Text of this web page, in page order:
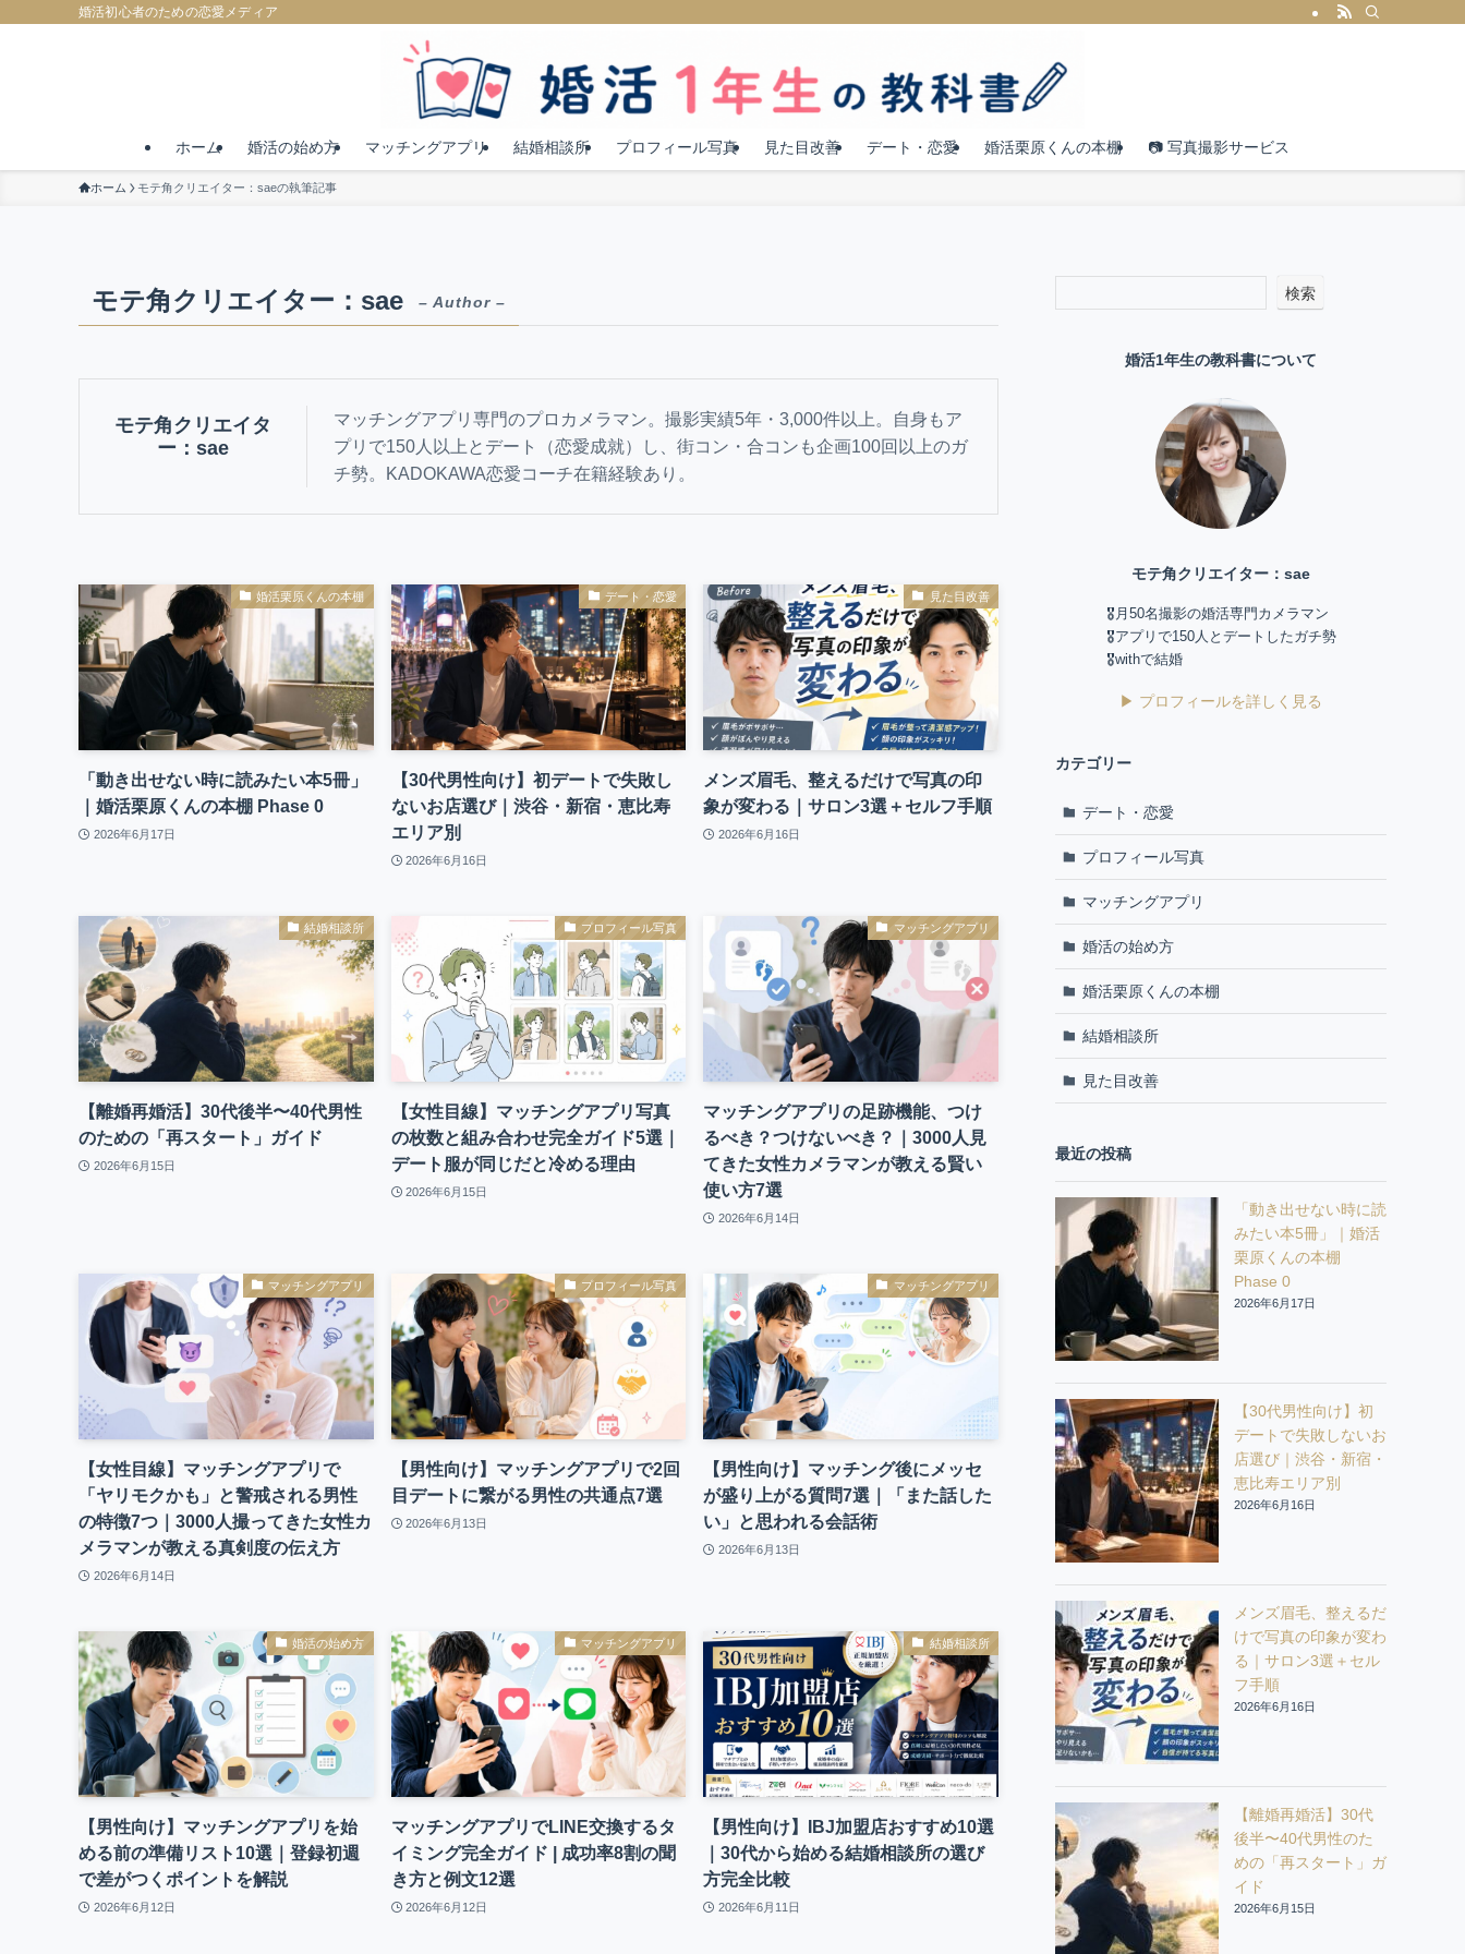
婚活初心者のための恋愛メディア
ホーム 婚活の始め方 マッチングアプリ 結婚相談所 プロフィール写真 見た目改善 デート・恋愛 婚活栗原くんの本棚 📷 写真撮影サービス
ホーム モテ角クリエイター：saeの執筆記事
モテ角クリエイター：sae – Author –
モテ角クリエイタ
ー：sae
マッチングアプリ専門のプロカメラマン。撮影実績5年・3,000件以上。自身もア
プリで150人以上とデート（恋愛成就）し、街コン・合コンも企画100回以上のガ
チ勢。KADOKAWA恋愛コーチ在籍経験あり。
婚活栗原くんの本棚
「動き出せない時に読みたい本5冊」
｜婚活栗原くんの本棚 Phase 0
2026年6月17日
デート・恋愛
【30代男性向け】初デートで失敗し
ないお店選び｜渋谷・新宿・恵比寿
エリア別
2026年6月16日
見た目改善
メンズ眉毛、整えるだけで写真の印
象が変わる｜サロン3選＋セルフ手順
2026年6月16日
結婚相談所
【離婚再婚活】30代後半〜40代男性
のための「再スタート」ガイド
2026年6月15日
プロフィール写真
【女性目線】マッチングアプリ写真
の枚数と組み合わせ完全ガイド5選｜
デート服が同じだと冷める理由
2026年6月15日
マッチングアプリ
マッチングアプリの足跡機能、つけ
るべき？つけないべき？｜3000人見
てきた女性カメラマンが教える賢い
使い方7選
2026年6月14日
マッチングアプリ
【女性目線】マッチングアプリで
「ヤリモクかも」と警戒される男性
の特徴7つ｜3000人撮ってきた女性カ
メラマンが教える真剣度の伝え方
2026年6月14日
プロフィール写真
【男性向け】マッチングアプリで2回
目デートに繋がる男性の共通点7選
2026年6月13日
マッチングアプリ
【男性向け】マッチング後にメッセ
が盛り上がる質問7選｜「また話した
い」と思われる会話術
2026年6月13日
婚活の始め方
【男性向け】マッチングアプリを始
める前の準備リスト10選｜登録初週
で差がつくポイントを解説
2026年6月12日
マッチングアプリ
マッチングアプリでLINE交換するタ
イミング完全ガイド | 成功率8割の聞
き方と例文12選
2026年6月12日
結婚相談所
【男性向け】IBJ加盟店おすすめ10選
｜30代から始める結婚相談所の選び
方完全比較
2026年6月11日
検索
婚活1年生の教科書について
モテ角クリエイター：sae
🎖️月50名撮影の婚活専門カメラマン
🎖️アプリで150人とデートしたガチ勢
🎖️withで結婚
▶ プロフィールを詳しく見る
カテゴリー
デート・恋愛
プロフィール写真
マッチングアプリ
婚活の始め方
婚活栗原くんの本棚
結婚相談所
見た目改善
最近の投稿
「動き出せない時に読
みたい本5冊」｜婚活
栗原くんの本棚
Phase 0
2026年6月17日
【30代男性向け】初
デートで失敗しないお
店選び｜渋谷・新宿・
恵比寿エリア別
2026年6月16日
メンズ眉毛、整えるだ
けで写真の印象が変わ
る｜サロン3選＋セル
フ手順
2026年6月16日
【離婚再婚活】30代
後半〜40代男性のた
めの「再スタート」ガ
イド
2026年6月15日